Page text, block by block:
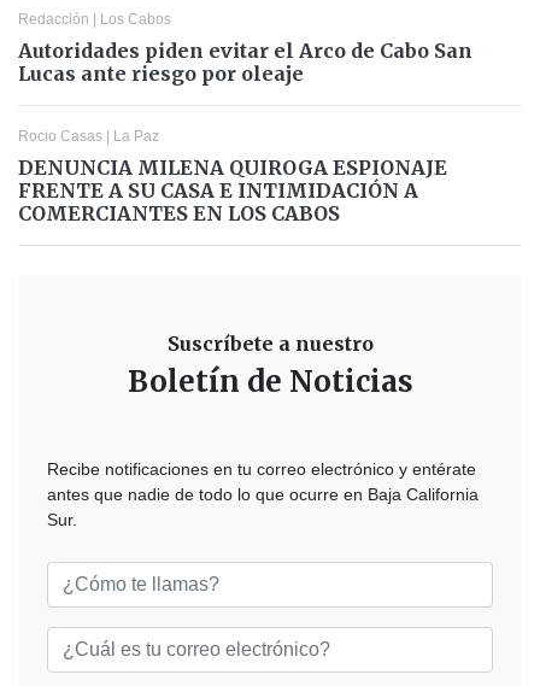
Redacción | Los Cabos
Autoridades piden evitar el Arco de Cabo San
Lucas ante riesgo por oleaje
Rocio Casas | La Paz
DENUNCIA MILENA QUIROGA ESPIONAJE
FRENTE A SU CASA E INTIMIDACIÓN A
COMERCIANTES EN LOS CABOS
Suscríbete a nuestro
Boletín de Noticias
Recibe notificaciones en tu correo electrónico y entérate
antes que nadie de todo lo que ocurre en Baja California
Sur.